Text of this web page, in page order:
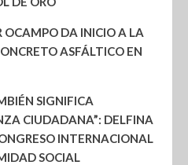
OCAMPO DA INICIO A LA
ASFÁLTICO EN
SIGNIFICA
CIUDADANA”: DELFINA
INTERNACIONAL
SOCIAL